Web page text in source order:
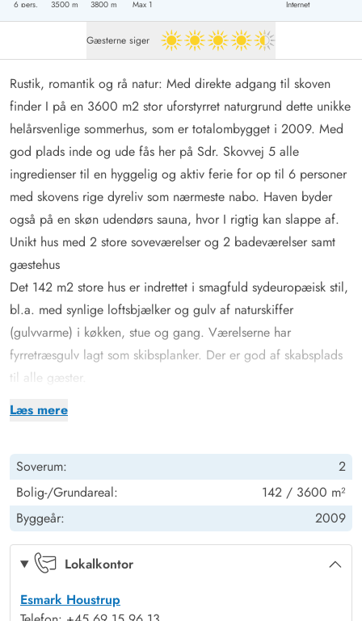
6 pers. 3500 m 3800m Max 1 Internet
Gæsterne siger 4.5 ud af 5
Læs mere
Rustik, romantik og rå natur: Med direkte adgang til skoven
finder I på en 3600 m2 stor uforstyrret naturgrund dette unikke
helårsvenlige sommerhus, som er totalombygget i 2009. Med
god plads inde og ude fås her på Sdr. Skovvej 5 alle
ingredienser til en hyggelig og aktiv ferie for op til 6 personer
med skovens rige dyreliv som nærmeste nabo. Haven byder
også på en skøn udendørs sauna, hvor I rigtig kan slappe af.
Unikt hus med 2 store soveværelser og 2 badeværelser samt
gæstehus
Det 142 m2 store hus er indrettet i smagfuld sydeuropæisk stil,
bl.a. med synlige loftsbjælker og gulv af naturskiffer
(gulvvarme) i køkken, stue og gang. Værelserne har
fyrretræsgulv lagt som skibsplanker. Der er god af skabsplads
til alle gæster.
Midt i huset finder du et hyggeligt køkken med adgang til
med brændeovn, hvor du kan nyde en bog, den knitrende ild
og udsigten over den store naturgrund.
De to store soveværelser er smagfuldt indrettet med nye,
brede, bekvemme senge. Det ene har eget badeværelse, Smart
TV og direkte udgang til en af den store træterrasses hyggelige
det andet badeværelse findes husets vaskemaskine.
Soverum:
2
Bolig-/Grundareal:
142 / 3600 m²
Byggeår:
2009
Lokalkontor
Esmark Houstrup